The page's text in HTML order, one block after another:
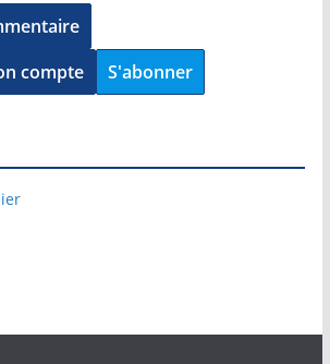
compte S'abonner